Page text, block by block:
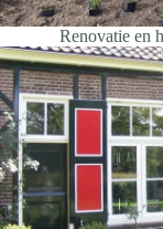
Renovatie en